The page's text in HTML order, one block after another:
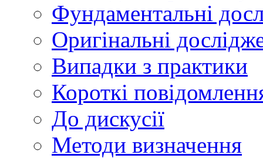
Фундаментальні
Оригінальні
Випадки з практики
Короткі
До дискусії
Методи визначення